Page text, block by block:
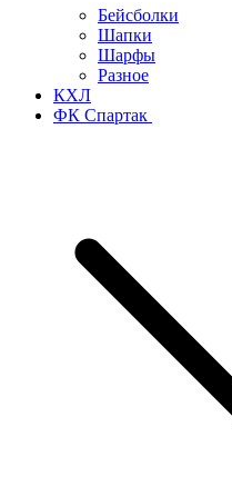
Бейсболки
Шапки
Шарфы
Разное
КХЛ
ФК Спартак